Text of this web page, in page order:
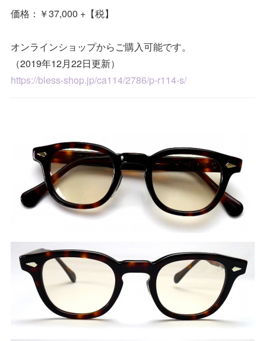
価格：￥37,000 +【税】
オンラインショップからご購入可能です。
（2019年12月22日更新）
https://bless-shop.jp/ca114/2786/p-r114-s/